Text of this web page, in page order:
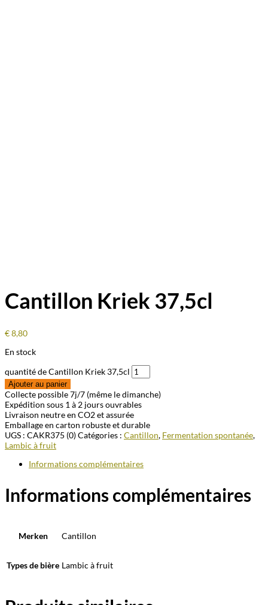
Cantillon Kriek 37,5cl
€8,80
En stock
quantité de Cantillon Kriek 37,5cl
Ajouter au panier
Collecte possible 7j/7 (même le dimanche)
Expédition sous 1 à 2 jours ouvrables
Livraison neutre en CO2 et assurée
Emballage en carton robuste et durable
UGS : CAKR375 (0)Catégories : Cantillon, Fermentation spontanée,
Lambic à fruit
Informations complémentaires
Informations complémentaires
Merken Cantillon
Types de bière Lambic à fruit